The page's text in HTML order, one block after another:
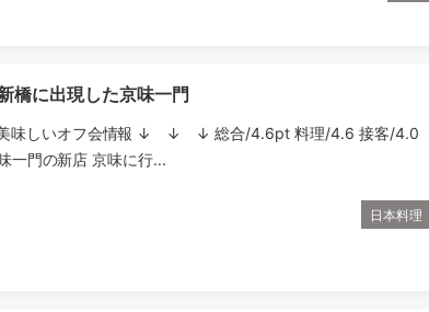
橋に出現した京味一門
美味しいオフ会情報 ↓ ↓ ↓ 総合/4.6pt 料理/4.6 接客/4.0
一門の新店 京味に行...
日本料理